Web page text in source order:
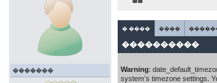
�������
� ���� ����
����������
Warning:
system's timezone settings.